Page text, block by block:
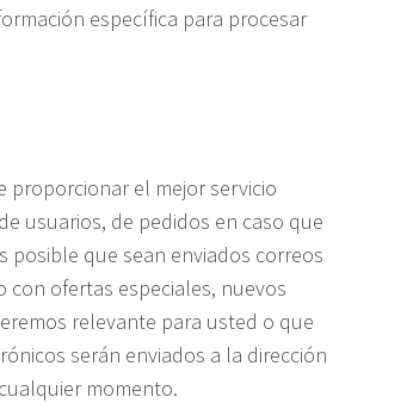
específica para procesar
proporcionar el mejor servicio
usuarios, de pedidos en caso que
posible que sean enviados correos
ofertas especiales, nuevos
relevante para usted o que
serán enviados a la dirección
momento.